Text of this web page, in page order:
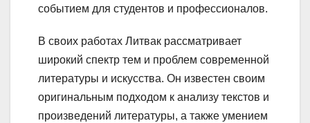
событием для студентов и профессионалов.
В своих работах Литвак рассматривает
широкий спектр тем и проблем современной
литературы и искусства. Он известен своим
оригинальным подходом к анализу текстов и
произведений литературы, а также умением